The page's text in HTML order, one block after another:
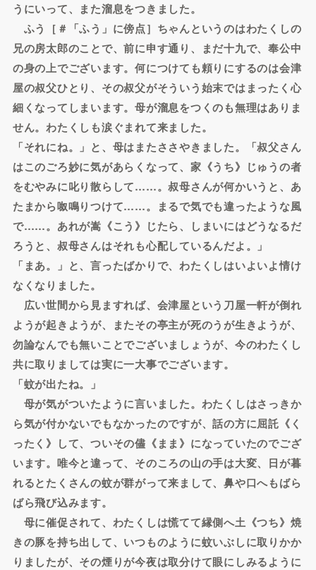
うにいって、また溜息をつきました。
ふう［＃「ふう」に傍点］ちゃんというのはわたくしの
兄の房太郎のことで、前に申す通り、まだ十九で、奉公中
の身の上でございます。何につけても頼りにするのは会津
屋の叔父ひとり、その叔父がそういう始末ではまったく心
細くなってしまいます。母が溜息をつくのも無理はありま
せん。わたくしも涙ぐまれて来ました。
「それにね。」と、母はまたささやきました。「叔父さん
はこのごろ妙に気があらくなって、家《うち》じゅうの者
をむやみに叱り散らして……。叔母さんが何かいうと、あ
たまから呶鳴りつけて……。まるで気でも違ったような風
で……。あれが嵩《こう》じたら、しまいにはどうなるだ
ろうと、叔母さんはそれも心配しているんだよ。」
「まあ。」と、言ったばかりで、わたくしはいよいよ情け
なくなりました。
広い世間から見ますれば、会津屋という刀屋一軒が倒れ
ようが起きようが、またその亭主が死のうが生きようが、
勿論なんでも無いことでございましょうが、今のわたくし
共に取りましては実に一大事でございます。
「蚊が出たね。」
母が気がついたように言いました。わたくしはさっきか
ら気が付かないでもなかったのですが、話の方に屈託《く
ったく》して、ついその儘《まま》になっていたのでござ
います。唯今と違って、そのころの山の手は大変、日が暮
れるとたくさんの蚊が群がって来まして、鼻や口へもばら
ばら飛び込みます。
母に催促されて、わたくしは慌てて縁側へ土《つち》焼
きの豚を持ち出して、いつものように蚊いぶしに取りかか
りましたが、その煙りが今夜は取分けて眼にしみるように